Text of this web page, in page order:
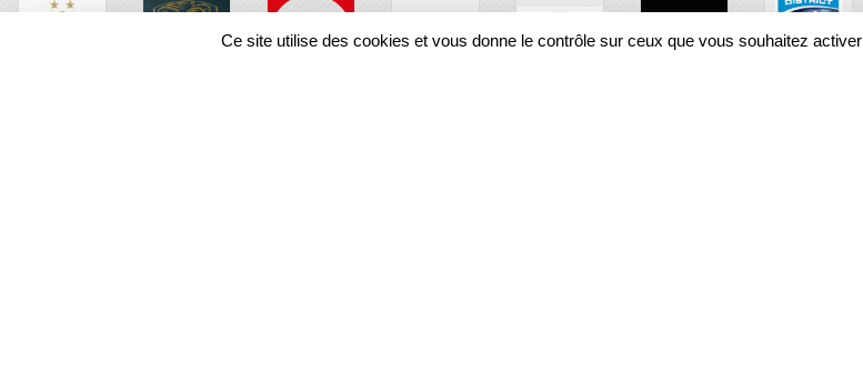
Ce site utilise des cookies et vous donne le contrôle sur ceux que vous souhaitez activer